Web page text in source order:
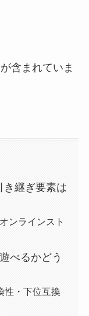
含まれていま
き継ぎ要素は
ンラインスト
べるかどう
性・下位互換